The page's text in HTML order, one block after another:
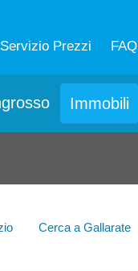
Prezzi FAQ
Immobili
Cerca a Gallarate